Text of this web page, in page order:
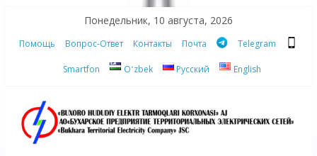
content
Понедельник, 10 августа, 2026
Помощь Вопрос-Ответ Контакты Почта Telegram
Smartfon Oʻzbek Русский English